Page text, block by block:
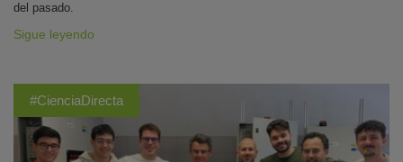
del pasado.
Sigue leyendo
#CienciaDirecta